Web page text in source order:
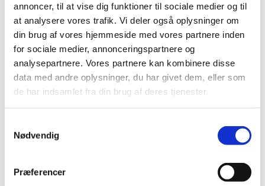
annoncer, til at vise dig funktioner til sociale medier og til
at analysere vores trafik. Vi deler også oplysninger om
din brug af vores hjemmeside med vores partnere inden
for sociale medier, annonceringspartnere og
analysepartnere. Vores partnere kan kombinere disse
data med andre oplysninger, du har givet dem, eller som
de har indsamlet fra din brug af deres tjenester.
Nødvendig
Præferencer
FORFATTERE
PRESSEOMTALE
OM FORLAGET